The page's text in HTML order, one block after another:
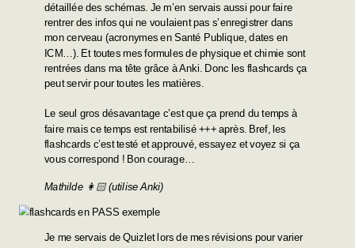
détaillée des schémas. Je m’en servais aussi pour faire
rentrer des infos qui ne voulaient pas s’enregistrer dans
mon cerveau (acronymes en Santé Publique, dates en
ICM…). Et toutes mes formules de physique et chimie sont
rentrées dans ma tête grâce à Anki. Donc les flashcards ça
peut servir pour toutes les matières.
Le seul gros désavantage c’est que ça prend du temps à
faire mais ce temps est rentabilisé +++ après. Bref, les
flashcards c’est testé et approuvé, essayez et voyez si ça
vous correspond ! Bon courage…
Mathilde 👩🏻 (utilise Anki)
Je me servais de Quizlet lors de mes révisions pour varier